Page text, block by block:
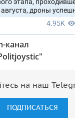
канал
на наш
ПОДПИСАТЬСЯ